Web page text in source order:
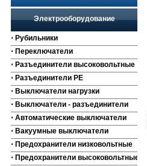
Электрооборудование
⋅ Рубильники
⋅ Переключатели
⋅ Разъединители высоковольтные
⋅ Разъединители РЕ
⋅ Выключатели нагрузки
⋅ Выключатели - разъединители
⋅ Автоматические выключатели
⋅ Вакуумные выключатели
⋅ Предохранители низковольтные
⋅ Предохранители высоковольтные